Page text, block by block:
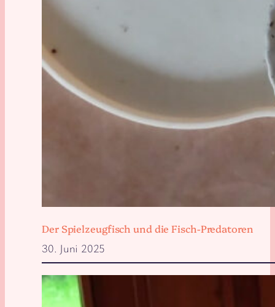
Der Spielzeugfisch und die Fisch-Predatoren
30. Juni 2025